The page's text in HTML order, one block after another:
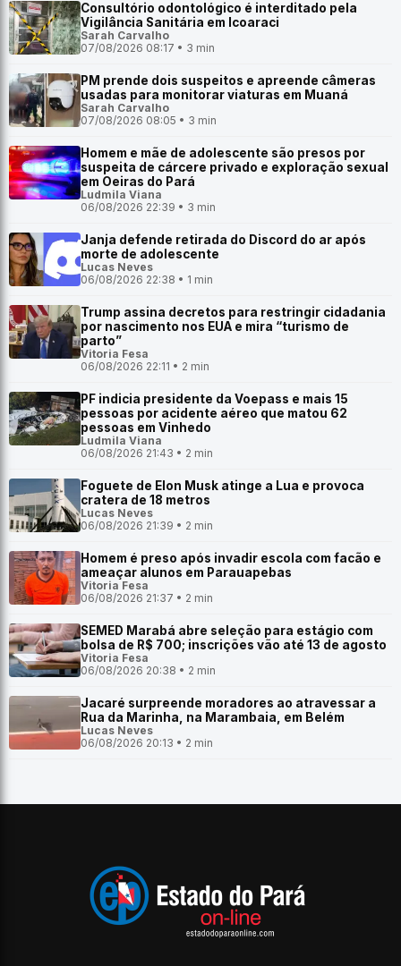
Consultório odontológico é interditado pela
Vigilância Sanitária em Icoaraci
Sarah Carvalho
07/08/2026 08:17 • 3 min
PM prende dois suspeitos e apreende câmeras
usadas para monitorar viaturas em Muaná
Sarah Carvalho
07/08/2026 08:05 • 3 min
Homem e mãe de adolescente são presos por
suspeita de cárcere privado e exploração sexual
em Oeiras do Pará
Ludmila Viana
06/08/2026 22:39 • 3 min
Janja defende retirada do Discord do ar após
morte de adolescente
Lucas Neves
06/08/2026 22:38 • 1 min
Trump assina decretos para restringir cidadania
por nascimento nos EUA e mira “turismo de
parto”
Vitoria Fesa
06/08/2026 22:11 • 2 min
PF indicia presidente da Voepass e mais 15
pessoas por acidente aéreo que matou 62
pessoas em Vinhedo
Ludmila Viana
06/08/2026 21:43 • 2 min
Foguete de Elon Musk atinge a Lua e provoca
cratera de 18 metros
Lucas Neves
06/08/2026 21:39 • 2 min
Homem é preso após invadir escola com facão e
ameaçar alunos em Parauapebas
Vitoria Fesa
06/08/2026 21:37 • 2 min
SEMED Marabá abre seleção para estágio com
bolsa de R$ 700; inscrições vão até 13 de agosto
Vitoria Fesa
06/08/2026 20:38 • 2 min
Jacaré surpreende moradores ao atravessar a
Rua da Marinha, na Marambaia, em Belém
Lucas Neves
06/08/2026 20:13 • 2 min